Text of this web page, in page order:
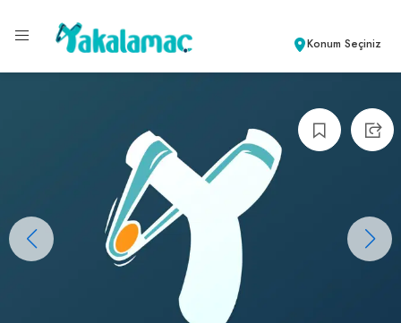
Konum Seçiniz